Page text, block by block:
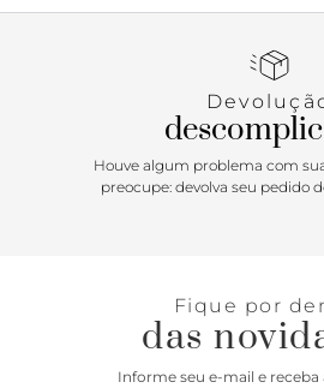
irresistível, essa handbag é forte
camiseta, animal print… as
cheio de personalidade! Aposte!
Houve algum problema com
preocupe: devolva seu pedido
Fique por
das
Informe seu e-mail e receba